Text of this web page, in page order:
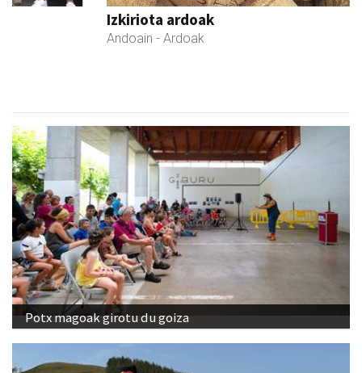
Izkiriota ardoak
- Ardoak
Potx magoak girotu du goiza